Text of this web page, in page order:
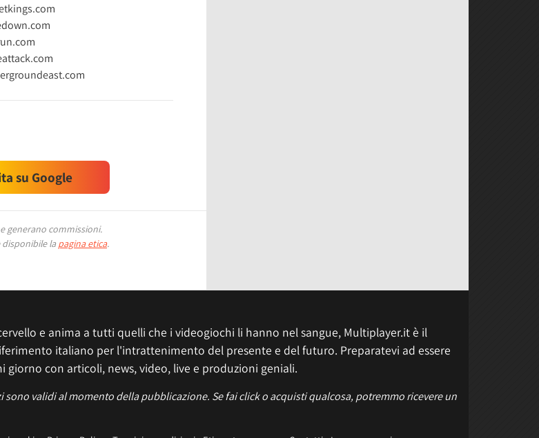
su Google
generano commissioni.
disponibile la pagina etica.
e anima a tutti quelli che i videogiochi li hanno nel sangue, Multiplayer.it è il
italiano per l'intrattenimento del presente e del futuro. Preparatevi ad essere
giorno con articoli, news, video, live e produzioni geniali.
sono validi al momento della pubblicazione. Se fai click o acquisti qualcosa, potremmo ricevere un